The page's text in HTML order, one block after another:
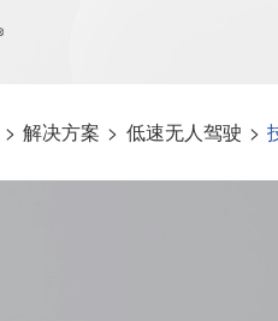
> 解决方案 > 低速无人驾驶 >